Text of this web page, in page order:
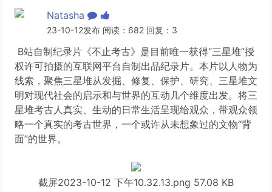
Natasha
23-10-12发布 阅读：682 回复：3
B站自制纪录片《不止考古》是目前唯一获得“三星堆”授
权许可拍摄的互联网平台自制出品纪录片。本片以人物为
线索，聚焦三星堆从发掘、修复、保护、研究、三星堆文
明对现代社会的启示和与世界的互动几个维度出发。将三
星堆考古人真实、生动的日常生活呈现给观众，带观众领
略一个真实的考古世界，一个或许从未想象过的文物“背
面”的世界。
截屏2023-10-12 下午10.32.13.png 57.08 KB